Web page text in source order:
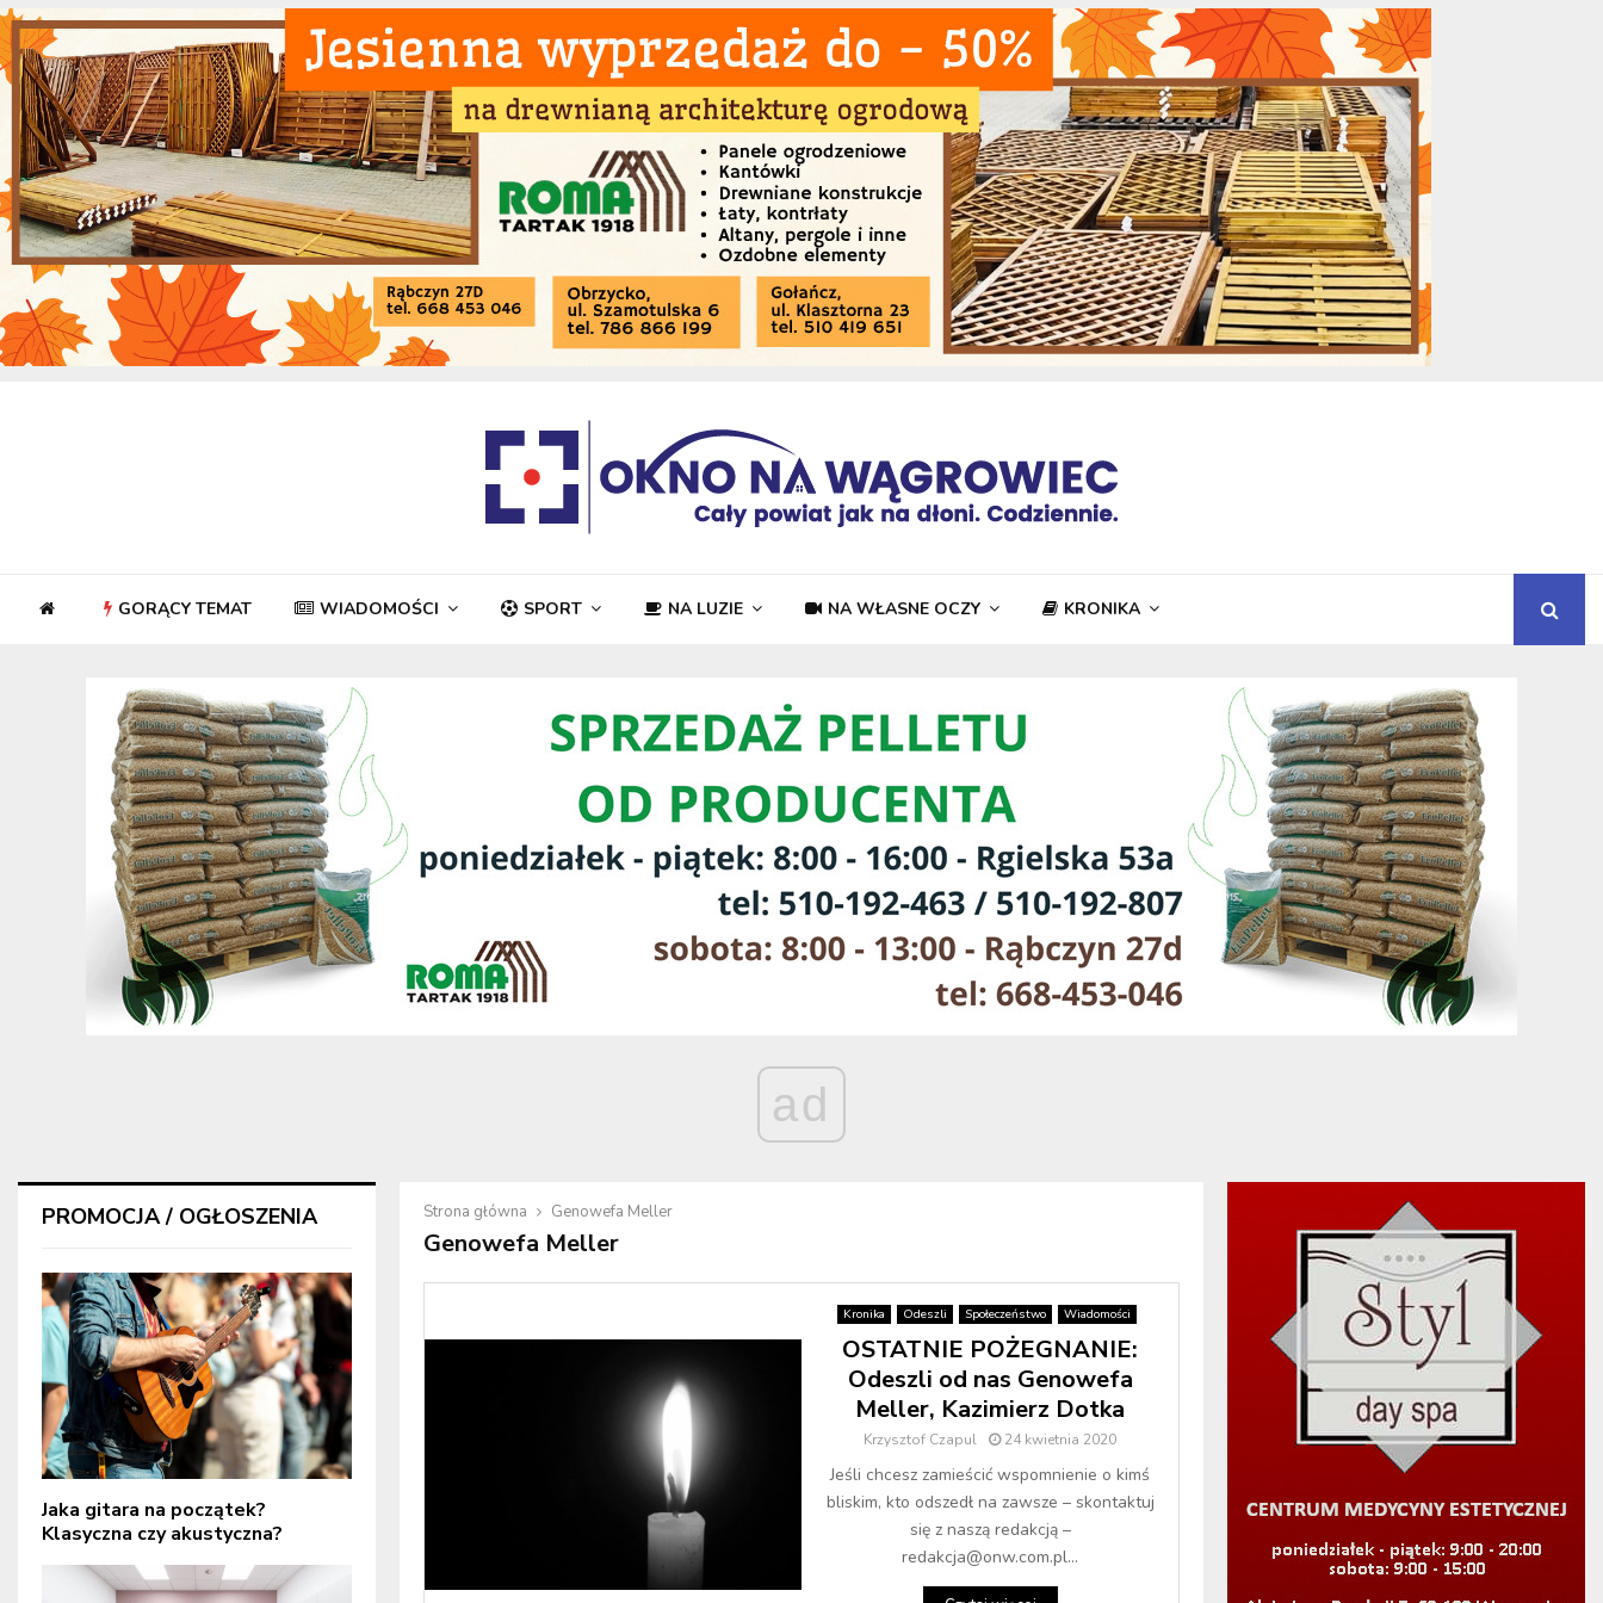
GORĄCY TEMAT WIADOMOŚCI SPORT NA LUZIE NA WŁASNE OCZY KRONIKA
ad
Strona główna Genowefa Meller
Genowefa Meller
Kronika Odeszli Społeczeństwo Wiadomości
OSTATNIE POŻEGNANIE:
Odeszli od nas Genowefa
Meller, Kazimierz Dotka
Krzysztof Czapul 24 kwietnia 2020
Jeśli chcesz zamieścić wspomnienie o kimś
bliskim, kto odszedł na zawsze – skontaktuj
się z naszą redakcją –
redakcja@onw.com.pl...
PROMOCJA / OGŁOSZENIA
Jaka gitara na początek?
Klasyczna czy akustyczna?